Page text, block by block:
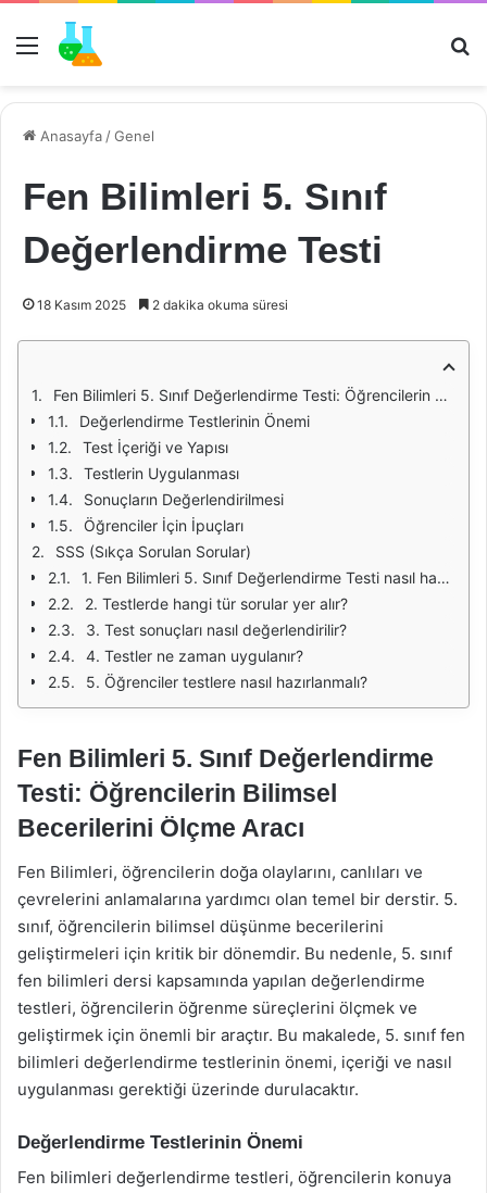
Menü
Anasayfa /Genel
Fen Bilimleri 5. Sınıf
Değerlendirme Testi
18 Kasım 2025 2 dakika okuma süresi
Fen Bilimleri 5. Sınıf Değerlendirme Testi: Öğrencilerin Bilimsel Becerilerini Ölçme Aracı
Değerlendirme Testlerinin Önemi
Test İçeriği ve Yapısı
Testlerin Uygulanması
Sonuçların Değerlendirilmesi
Öğrenciler İçin İpuçları
SSS (Sıkça Sorulan Sorular)
1. Fen Bilimleri 5. Sınıf Değerlendirme Testi nasıl hazırlanmalıdır?
2. Testlerde hangi tür sorular yer alır?
3. Test sonuçları nasıl değerlendirilir?
4. Testler ne zaman uygulanır?
5. Öğrenciler testlere nasıl hazırlanmalı?
Fen Bilimleri 5. Sınıf Değerlendirme
Testi: Öğrencilerin Bilimsel
Becerilerini Ölçme Aracı
Fen Bilimleri, öğrencilerin doğa olaylarını, canlıları ve
çevrelerini anlamalarına yardımcı olan temel bir derstir. 5.
sınıf, öğrencilerin bilimsel düşünme becerilerini
geliştirmeleri için kritik bir dönemdir. Bu nedenle, 5. sınıf
fen bilimleri dersi kapsamında yapılan değerlendirme
testleri, öğrencilerin öğrenme süreçlerini ölçmek ve
geliştirmek için önemli bir araçtır. Bu makalede, 5. sınıf fen
bilimleri değerlendirme testlerinin önemi, içeriği ve nasıl
uygulanması gerektiği üzerinde durulacaktır.
Değerlendirme Testlerinin Önemi
Fen bilimleri değerlendirme testleri, öğrencilerin konuya